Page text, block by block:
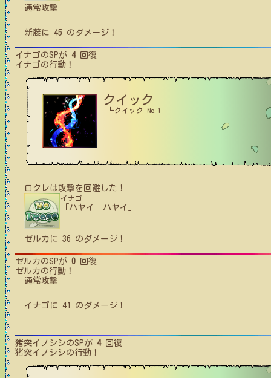
通常攻撃
新藤に 45 のダメージ！
イナゴのSPが 4回復
イナゴの行動！
クイック
┗クイック No.1
ロクレは攻撃を回避した！
イナゴ
「ハヤイ ハヤイ」
ゼルカ に 36 のダメージ！
ゼルカのSPが 0 回復
ゼルカの行動！
通常攻撃
イナゴ に 41 のダメージ！
猪突イノシシのSPが 4回復
猪突イノシシの行動！